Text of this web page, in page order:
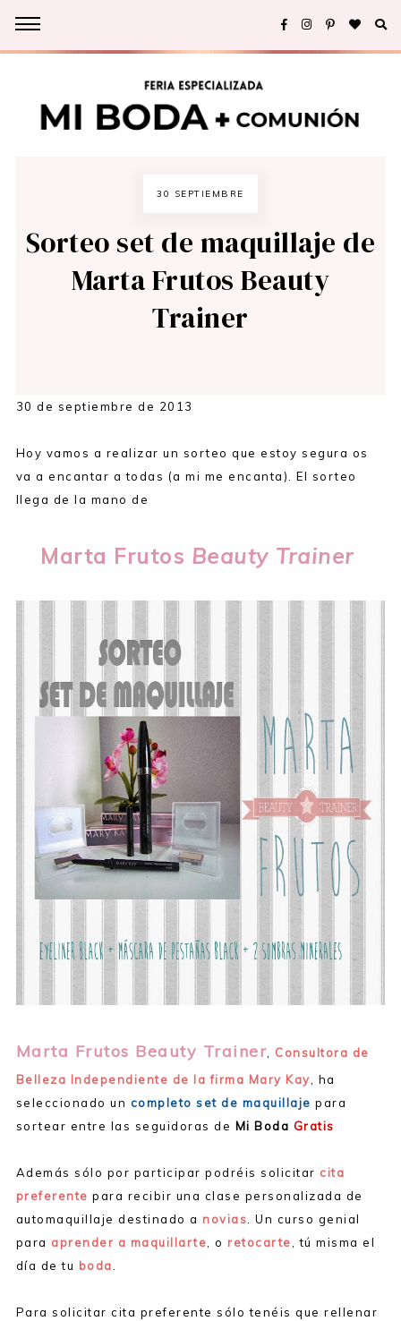
30 SEPTIEMBRE
Sorteo set de maquillaje de
Marta Frutos Beauty
Trainer
30 de septiembre de 2013
Hoy vamos a realizar un sorteo que estoy segura os
va a encantar a todas (a mi me encanta). El sorteo
llega de la mano de
Marta Frutos Beauty Trainer
Marta Frutos Beauty Trainer, Consultora de
Belleza Independiente de la firma Mary Kay, ha
seleccionado un completo set de maquillaje para
sortear entre las seguidoras de Mi Boda Gratis
Además sólo por participar podréis solicitar cita
preferente para recibir una clase personalizada de
automaquillaje destinado a novias. Un curso genial
para aprender a maquillarte, o retocarte, tú misma el
día de tu boda.
Para solicitar cita preferente sólo tenéis que rellenar